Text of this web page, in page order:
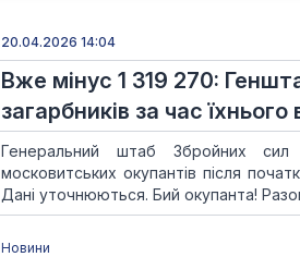
20.04.2026 14:04
Вже мінус 1 319 270:
загарбників за час
Генеральний штаб Збройних
московитських окупантів після
Дані уточнюються. Бий окупанта!
Новини